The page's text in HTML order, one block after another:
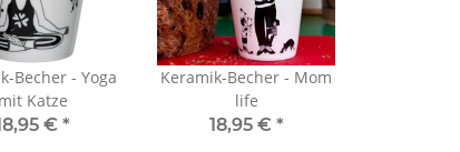
- Yoga
mit Katze
€ *
Keramik-Becher - Mom
life
18,95 € *